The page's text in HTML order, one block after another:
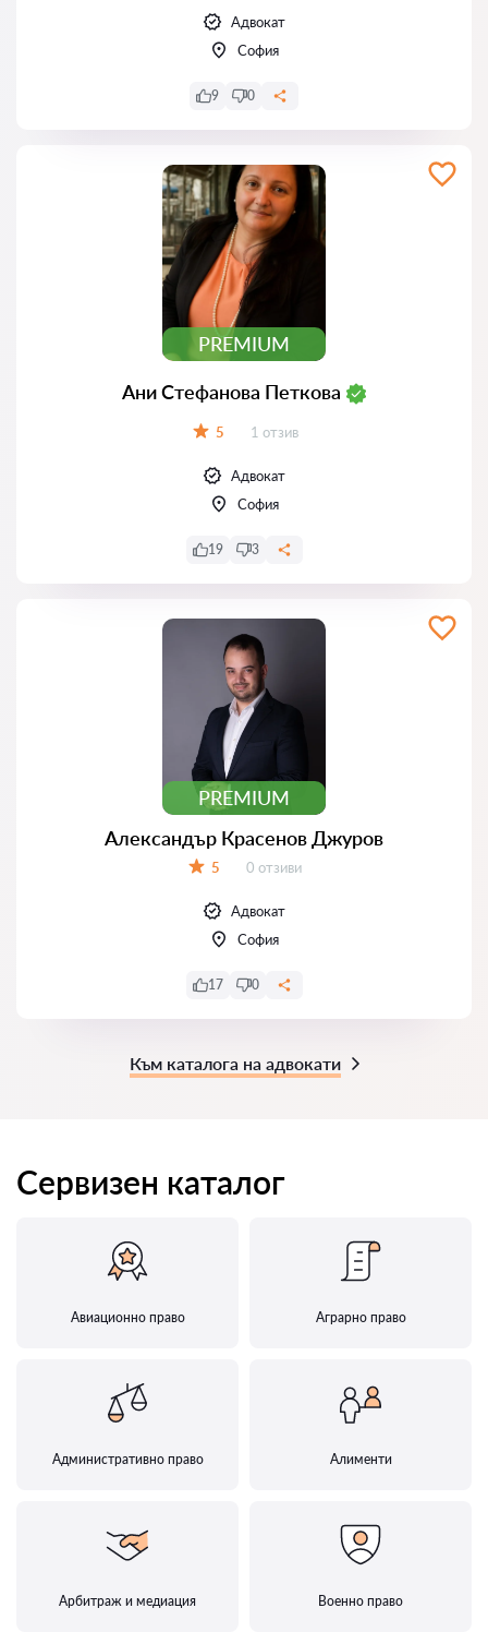
Адвокат
София
9 0
PREMIUM
Ани Стефанова Петкова
5 Отзиви:
1 отзив
Адвокат
София
19 3
PREMIUM
Александър Красенов Джуров
5 Отзиви:
0 отзиви
Адвокат
София
17 0
Към каталога на адвокати
Сервизен каталог
Авиационно право Аграрно право
Административно право Алименти
Арбитраж и медиация Военно право